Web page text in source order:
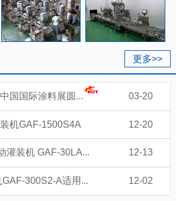
更多>>
03-20
国国际涂料展圆...
12-20
机GAF-1500S4A
12-13
灌装机 GAF-30LA...
12-02
300S2-A适用...